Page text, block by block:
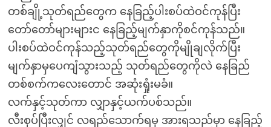
တစ်ချို့သုတ်ရည်တွေက နေခြည့်ပါးစပ်ထဲဝင်ကုန်ပြီး
တော်တော်များများင နေခြည့်မျက်နှာကိုစင်ကုန်သည်။
ပါးစပ်ထဲဝင်ကုန်သည့်သုတ်ရည်တွေကိုမျိုချလိုက်ပြီး
မျက်နှာမှပေကျံသွားသည့် သုတ်ရည်တွေကိုလဲ နေခြည်
တစ်စက်ကလေးတောင် အဆုံးရှုံးမခံ။
လက်နှင့်သုတ်ကာ လျှာနှင့်ယက်ပစ်သည်။
လီးစုပ်ပြီးလျှင် လရည်သောက်ရမှ အားရသည်မှာ နေခြည့်